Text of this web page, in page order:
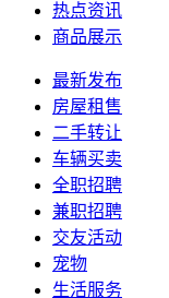
热点资讯
商品展示
最新发布
房屋租售
二手转让
车辆买卖
全职招聘
兼职招聘
交友活动
宠物
生活服务